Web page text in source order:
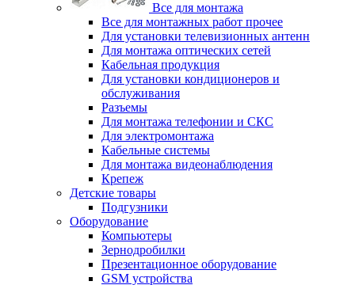
Все для монтажа
Все для монтажных работ прочее
Для установки телевизионных антенн
Для монтажа оптических сетей
Кабельная продукция
Для установки кондиционеров и
обслуживания
Разъемы
Для монтажа телефонии и СКС
Для электромонтажа
Кабельные системы
Для монтажа видеонаблюдения
Крепеж
Детские товары
Подгузники
Оборудование
Компьютеры
Зернодробилки
Презентационное оборудование
GSM устройства